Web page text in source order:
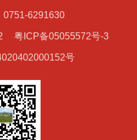
0751-6291630
粤ICP备05055572号-3
号